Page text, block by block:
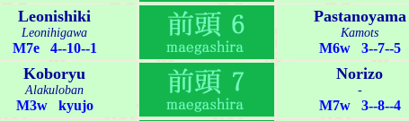
Leonishiki
Leonihigawa
M7e 4--10--1
Pastanoyama
Kamots
M6w 3--7--5
Koboryu
Alakuloban
M3w kyujo
Norizo
-
M7w 3--8--4